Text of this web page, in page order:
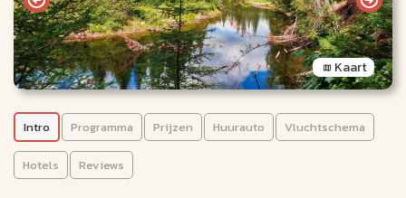
Kaart
Great Lakes Treasures
(17 dagen)
Intro Programma Prijzen Huurauto Vluchtschema
Hotels Reviews